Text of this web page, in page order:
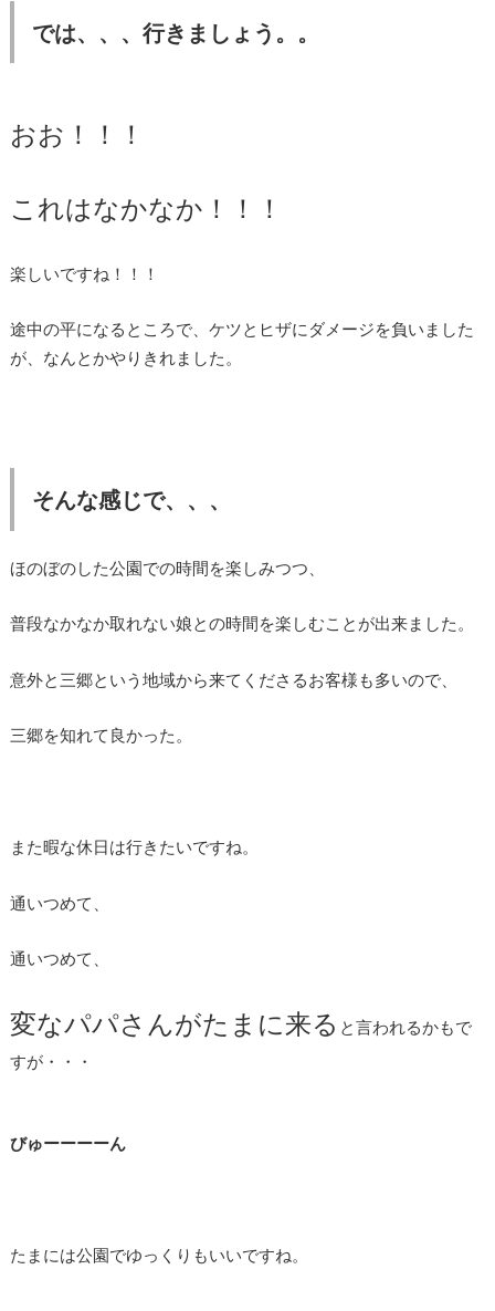
では、、、行きましょう。。
おお！！！
これはなかなか！！！
楽しいですね！！！
途中の平になるところで、ケツとヒザにダメージを負いました
が、なんとかやりきれました。
そんな感じで、、、
ほのぼのした公園での時間を楽しみつつ、
普段なかなか取れない娘との時間を楽しむことが出来ました。
意外と三郷という地域から来てくださるお客様も多いので、
三郷を知れて良かった。
また暇な休日は行きたいですね。
通いつめて、
通いつめて、
変なパパさんがたまに来る と言われるかもで
すが・・・
びゅーーーーん
たまには公園でゆっくりもいいですね。